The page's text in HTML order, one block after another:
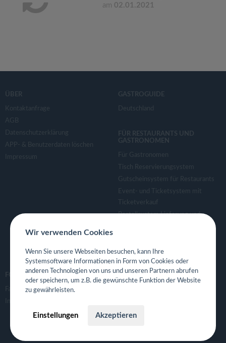
am 02.01.2021
ÜBER
Kontaktanfrage
AGB
Datenschutzerklärung
APP- & Benutzerdaten löschen
Impressum
GASTROGUIDE
Deutschland
FÜR RESTAURANTS UND
GASTRONOMEN
Für Gastronomen
Tisch Reservierungsystem
Gutscheinsystem für Restaurants
Event- und Ticketsystem mit
Ticketverkauf
Bestellsystem Lieferung und
Eigene App für Restaurant
FOLGE UNS
Facebook
Instagram
Wir verwenden Cookies
Wenn Sie unsere Webseiten besuchen, kann Ihre
Systemsoftware Informationen in Form von Cookies oder
anderen Technologien von uns und unseren Partnern abrufen
oder speichern, um z.B. die gewünschte Funktion der Website
zu gewährleisten.
Einstellungen Akzeptieren